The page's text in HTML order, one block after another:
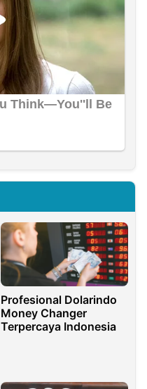
Profesional Dolarindo
Money Changer
Terpercaya Indonesia